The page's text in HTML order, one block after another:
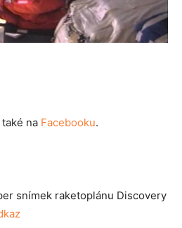
na Facebooku.
snímek raketoplánu Discovery